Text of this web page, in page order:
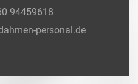
94459618
personal.de